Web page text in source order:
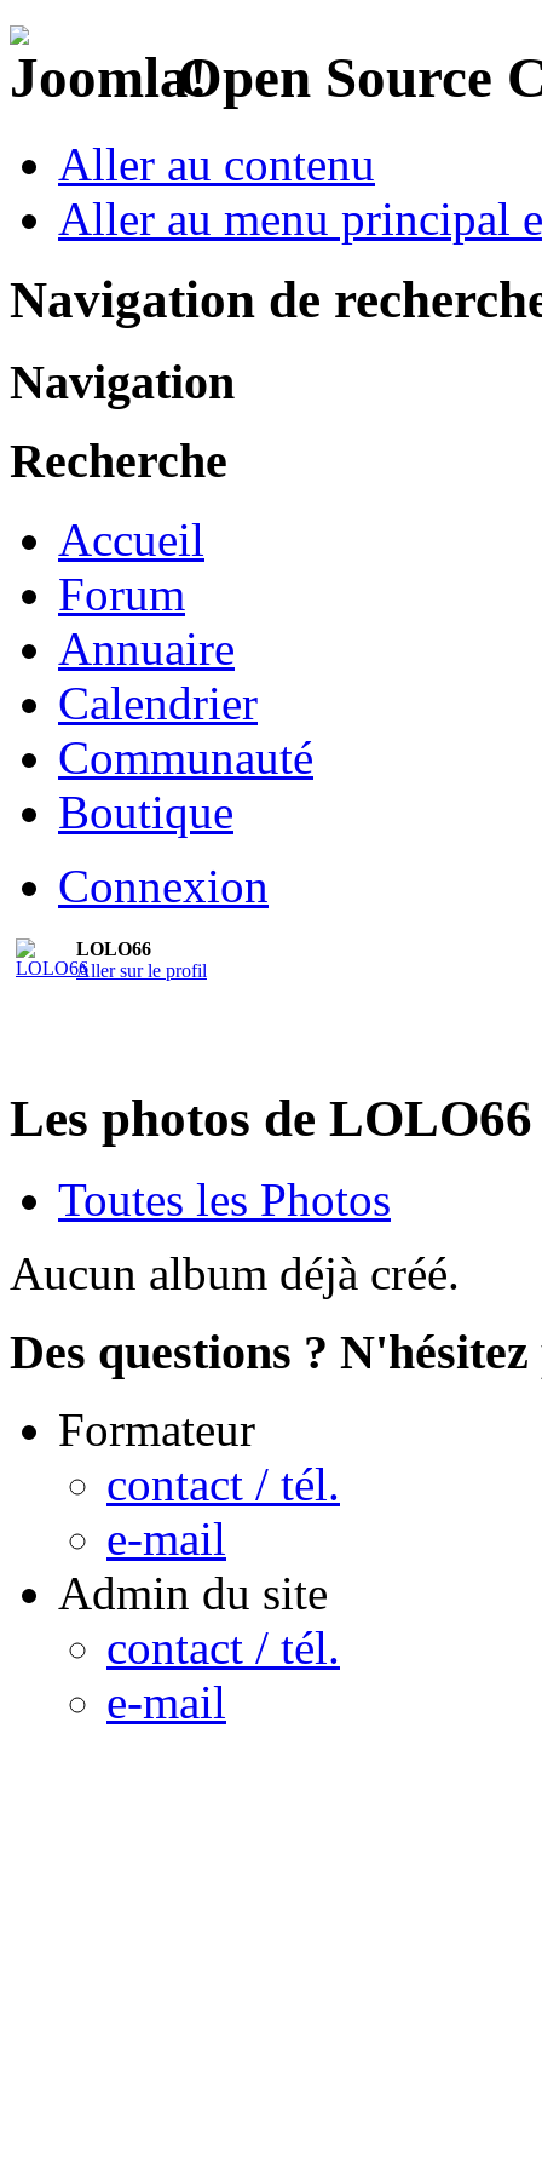
Open Source
Aller au contenu
Aller au menu principal
Navigation de
Navigation
Recherche
Accueil
Forum
Annuaire
Calendrier
Communauté
Boutique
Connexion
LOLO66
Aller sur le profil
Les photos de LOLO66
Toutes les Photos
Aucun album déjà créé.
Des questions ?
Formateur
contact / tél.
e-mail
Admin du site
contact / tél.
e-mail